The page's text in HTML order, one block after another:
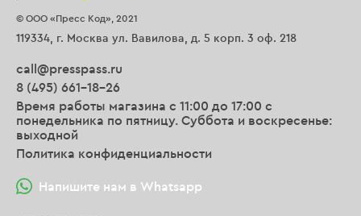
© ООО «Пресс Код», 2021
119334, г. Москва ул. Вавилова, д. 5 корп. 3 оф. 218
call@presspass.ru
8 (495) 661-18-26
Время работы магазина с 11:00 до 17:00 с
понедельника по пятницу. Суббота и воскресенье:
выходной
Политика конфиденциальности
Напишите нам в Whatsapp